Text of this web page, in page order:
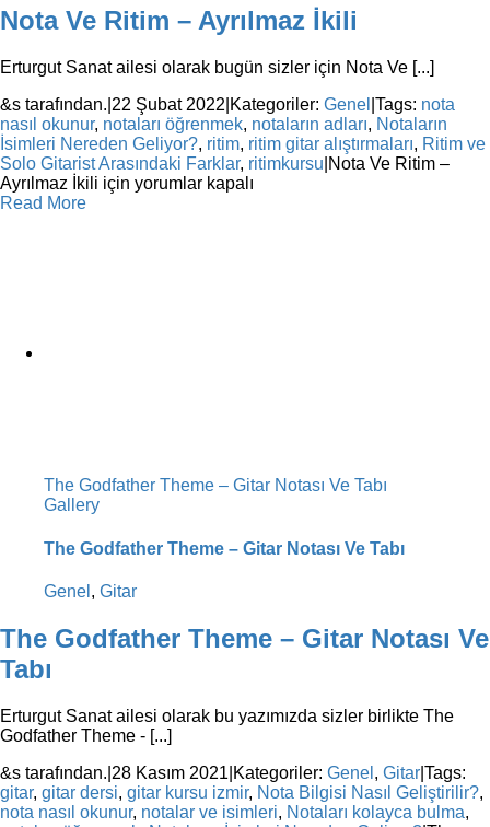
Nota Ve Ritim – Ayrılmaz İkili
Erturgut Sanat ailesi olarak bugün sizler için Nota Ve [...]
&s tarafından. 22 Şubat 2022 Kategoriler: Genel Tags: nota
nasıl okunur, notaları öğrenmek, notaların adları, Notaların
İsimleri Nereden Geliyor?, ritim, ritim gitar alıştırmaları, Ritim ve
Solo Gitarist Arasındaki Farklar, ritimkursu Nota Ve Ritim –
Ayrılmaz İkili için yorumlar kapalı
Read More
The Godfather Theme – Gitar Notası Ve Tabı
Gallery
The Godfather Theme – Gitar Notası Ve Tabı
Genel , Gitar
The Godfather Theme – Gitar Notası Ve
Tabı
Erturgut Sanat ailesi olarak bu yazımızda sizler birlikte The
Godfather Theme - [...]
&s tarafından. 28 Kasım 2021 Kategoriler: Genel , Gitar Tags:
gitar, gitar dersi, gitar kursu izmir, Nota Bilgisi Nasıl Geliştirilir?,
nota nasıl okunur, notalar ve isimleri, Notaları kolayca bulma,